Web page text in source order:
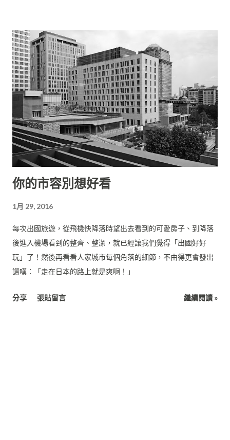
你的市容別想好看
1月 29, 2016
每次出國旅遊，從飛機快降落時望出去看到的可愛房子、到降落
後進入機場看到的整齊、整潔，就已經讓我們覺得「出國好好
玩」了！然後再看看人家城市每個角落的細節，不由得更會發出
讚嘆：「走在日本的路上就是爽啊！」
分享 張貼留言 繼續閱讀 »